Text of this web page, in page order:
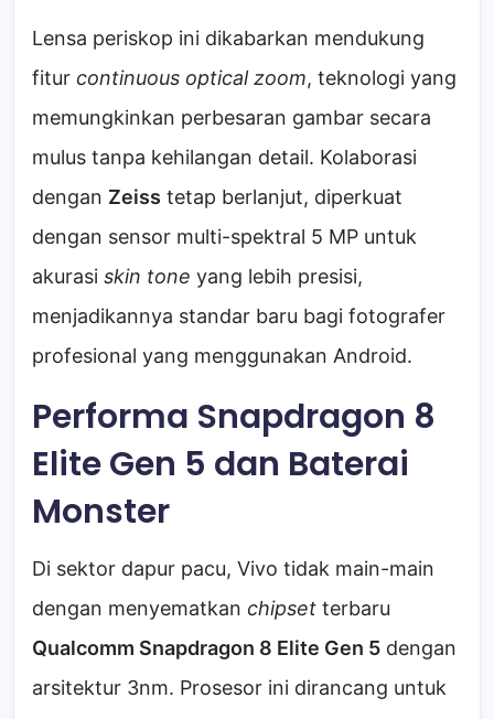
Lensa periskop ini dikabarkan mendukung
fitur continuous optical zoom, teknologi yang
memungkinkan perbesaran gambar secara
mulus tanpa kehilangan detail. Kolaborasi
dengan Zeiss tetap berlanjut, diperkuat
dengan sensor multi-spektral 5 MP untuk
akurasi skin tone yang lebih presisi,
menjadikannya standar baru bagi fotografer
profesional yang menggunakan Android.
Performa Snapdragon 8
Elite Gen 5 dan Baterai
Monster
Di sektor dapur pacu, Vivo tidak main-main
dengan menyematkan chipset terbaru
Qualcomm Snapdragon 8 Elite Gen 5 dengan
arsitektur 3nm. Prosesor ini dirancang untuk